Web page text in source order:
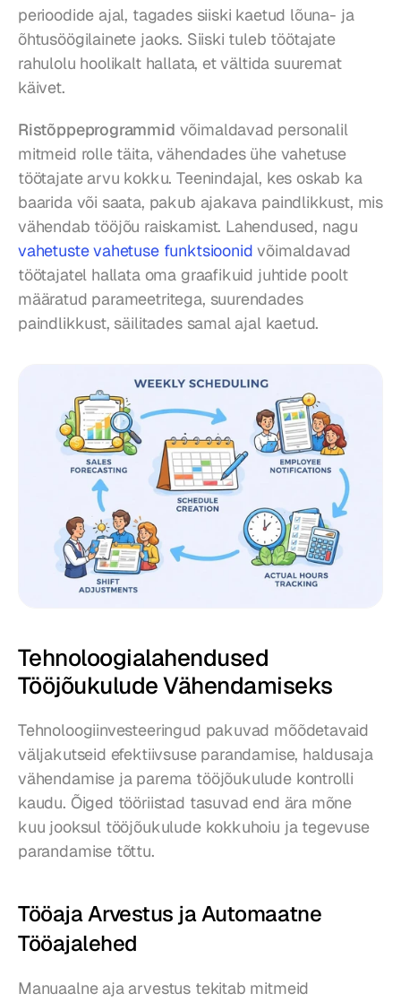
perioodide ajal, tagades siiski kaetud lõuna- ja
õhtusöögilainete jaoks. Siiski tuleb töötajate
rahulolu hoolikalt hallata, et vältida suuremat
käivet.
Ristõppeprogrammid võimaldavad personalil
mitmeid rolle täita, vähendades ühe vahetuse
töötajate arvu kokku. Teenindajal, kes oskab ka
baarida või saata, pakub ajakava paindlikkust, mis
vahetuste vahetuse funktsioonid võimaldavad
töötajatel hallata oma graafikuid juhtide poolt
määratud parameetritega, suurendades
paindlikkust, säilitades samal ajal kaetud.
Tehnoloogialahendused
Tööjõukulude Vähendamiseks
Tehnoloogiinvesteeringud pakuvad mõõdetavaid
väljakutseid efektiivsuse parandamise, haldusaja
vähendamise ja parema tööjõukulude kontrolli
kaudu. Õiged tööriistad tasuvad end ära mõne
kuu jooksul tööjõukulude kokkuhoiu ja tegevuse
parandamise tõttu.
Tööaja Arvestus ja Automaatne
Tööajalehed
Manuaalne aja arvestus tekitab mitmeid